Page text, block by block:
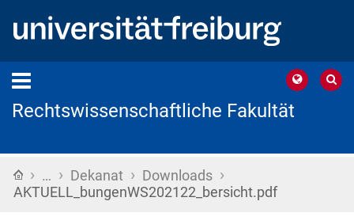
Rechtswissenschaftliche Fakultät
Startseite
› … › Dekanat › Downloads ›
AKTUELL_bungenWS202122_bersicht.pdf